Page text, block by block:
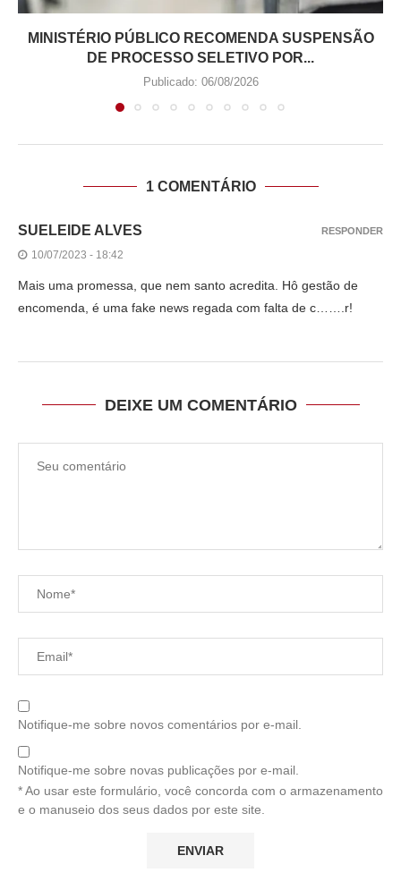
MINISTÉRIO PÚBLICO RECOMENDA SUSPENSÃO
DE PROCESSO SELETIVO POR...
Publicado: 06/08/2026
1 COMENTÁRIO
SUELEIDE ALVES
10/07/2023 - 18:42
Mais uma promessa, que nem santo acredita. Hô gestão de
encomenda, é uma fake news regada com falta de c…….r!
RESPONDER
DEIXE UM COMENTÁRIO
Notifique-me sobre novos comentários por e-mail.
Notifique-me sobre novas publicações por e-mail.
* Ao usar este formulário, você concorda com o armazenamento
e o manuseio dos seus dados por este site.